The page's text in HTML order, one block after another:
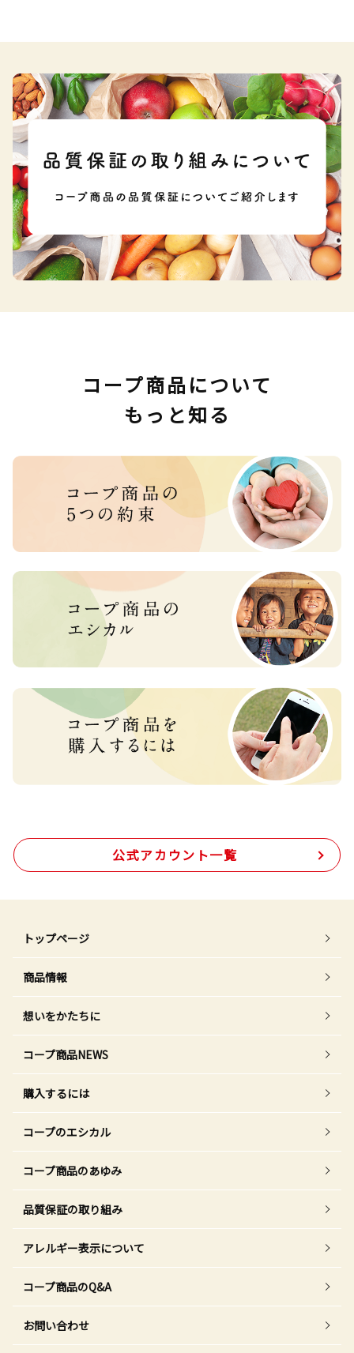
コープ商品について
もっと知る
公式アカウント一覧
トップページ
商品情報
想いをかたちに
コープ商品NEWS
購入するには
コープのエシカル
コープ商品のあゆみ
品質保証の取り組み
アレルギー表示について
コープ商品のQ&A
お問い合わせ